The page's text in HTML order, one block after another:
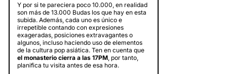
Y por si te pareciera poco 10.000, en realidad
son más de 13.000 Budas los que hay en esta
subida. Además, cada uno es único e
irrepetible contando con expresiones
exageradas, posiciones extravagantes o
algunos, incluso haciendo uso de elementos
de la cultura pop asiática. Ten en cuenta que
el monasterio cierra a las 17PM , por tanto,
planifica tu visita antes de esa hora.